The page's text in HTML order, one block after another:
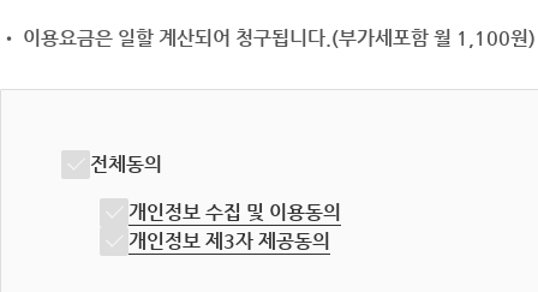
• 이용요금은 일할 계산되어 청구됩니다.(부가세포함 월 1,100원)
전체동의
개인정보 수집 및 이용동의
개인정보 제3자 제공동의